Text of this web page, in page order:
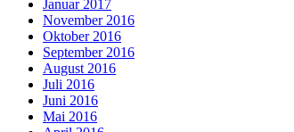
Januar 2017
November 2016
Oktober 2016
September 2016
August 2016
Juli 2016
Juni 2016
Mai 2016